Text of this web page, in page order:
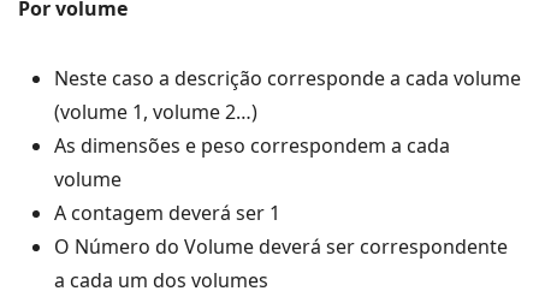
Por volume
Neste caso a descrição corresponde a cada volume
(volume 1, volume 2…)
As dimensões e peso correspondem a cada
volume
A contagem deverá ser 1
O Número do Volume deverá ser correspondente
a cada um dos volumes